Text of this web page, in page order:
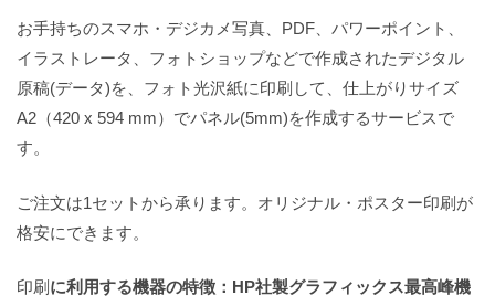
お手持ちのスマホ・デジカメ写真、PDF、パワーポイント、
イラストレータ、フォトショップなどで作成されたデジタル
原稿(データ)を、フォト光沢紙に印刷して、仕上がりサイズ
A2（420 x 594 mm）でパネル(5mm)を作成するサービスで
す。
ご注文は1セットから承ります。オリジナル・ポスター印刷が
格安にできます。
印刷 に利用する機器の特徴：HP社製グラフィックス最高峰機